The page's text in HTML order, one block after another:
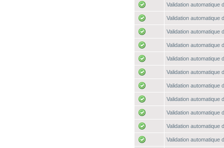
Validation automatique
Validation automatique
Validation automatique
Validation automatique
Validation automatique
Validation automatique
Validation automatique
Validation automatique
Validation automatique
Validation automatique
Validation automatique